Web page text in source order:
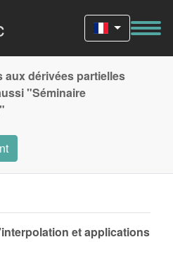
aux dérivées partielles
"Séminaire
et applications